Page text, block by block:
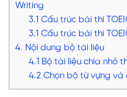
Writing
3.1 Cấu trúc bài thi
3.1 Cấu trúc bài thi
4. Nội dung bộ tài liệu
4.1 Bộ tài liệu chia nhỏ
4.2 Chọn bộ từ vựng và